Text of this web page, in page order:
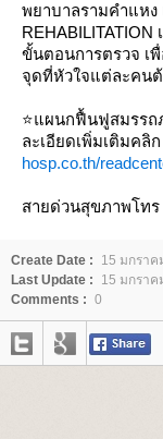
พยาบาลรามคำแห
ขั้นตอนการตรวจ เ
จุดที่หัวใจแต่ละคน
⭐แผนกฟื้นฟูสมรร
ละเอียดเพิ่มเติมคลิก
hosp.co.th/
สายด่วนสุขภาพโทร
Create Date :
15 มกราค
Last Update :
15 มกราค
Comments : 0